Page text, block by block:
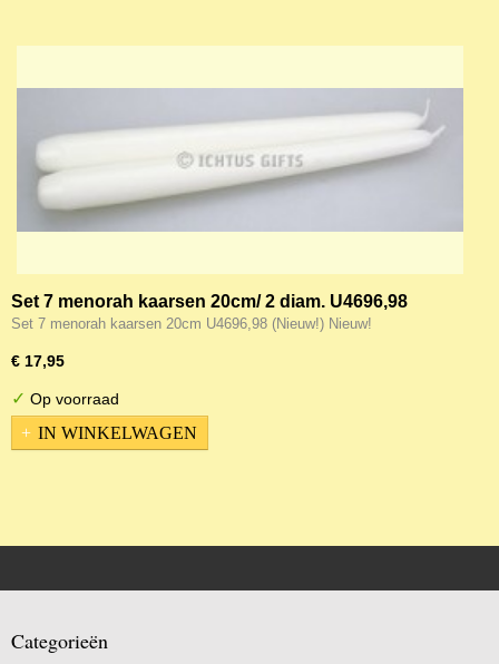
Set 7 menorah kaarsen 20cm/ 2 diam. U4696,98
(Nieuw!)
Set 7 menorah kaarsen 20cm U4696,98 (Nieuw!) Nieuw!
€ 17,95
✓ Op voorraad
IN WINKELWAGEN
Categorieën